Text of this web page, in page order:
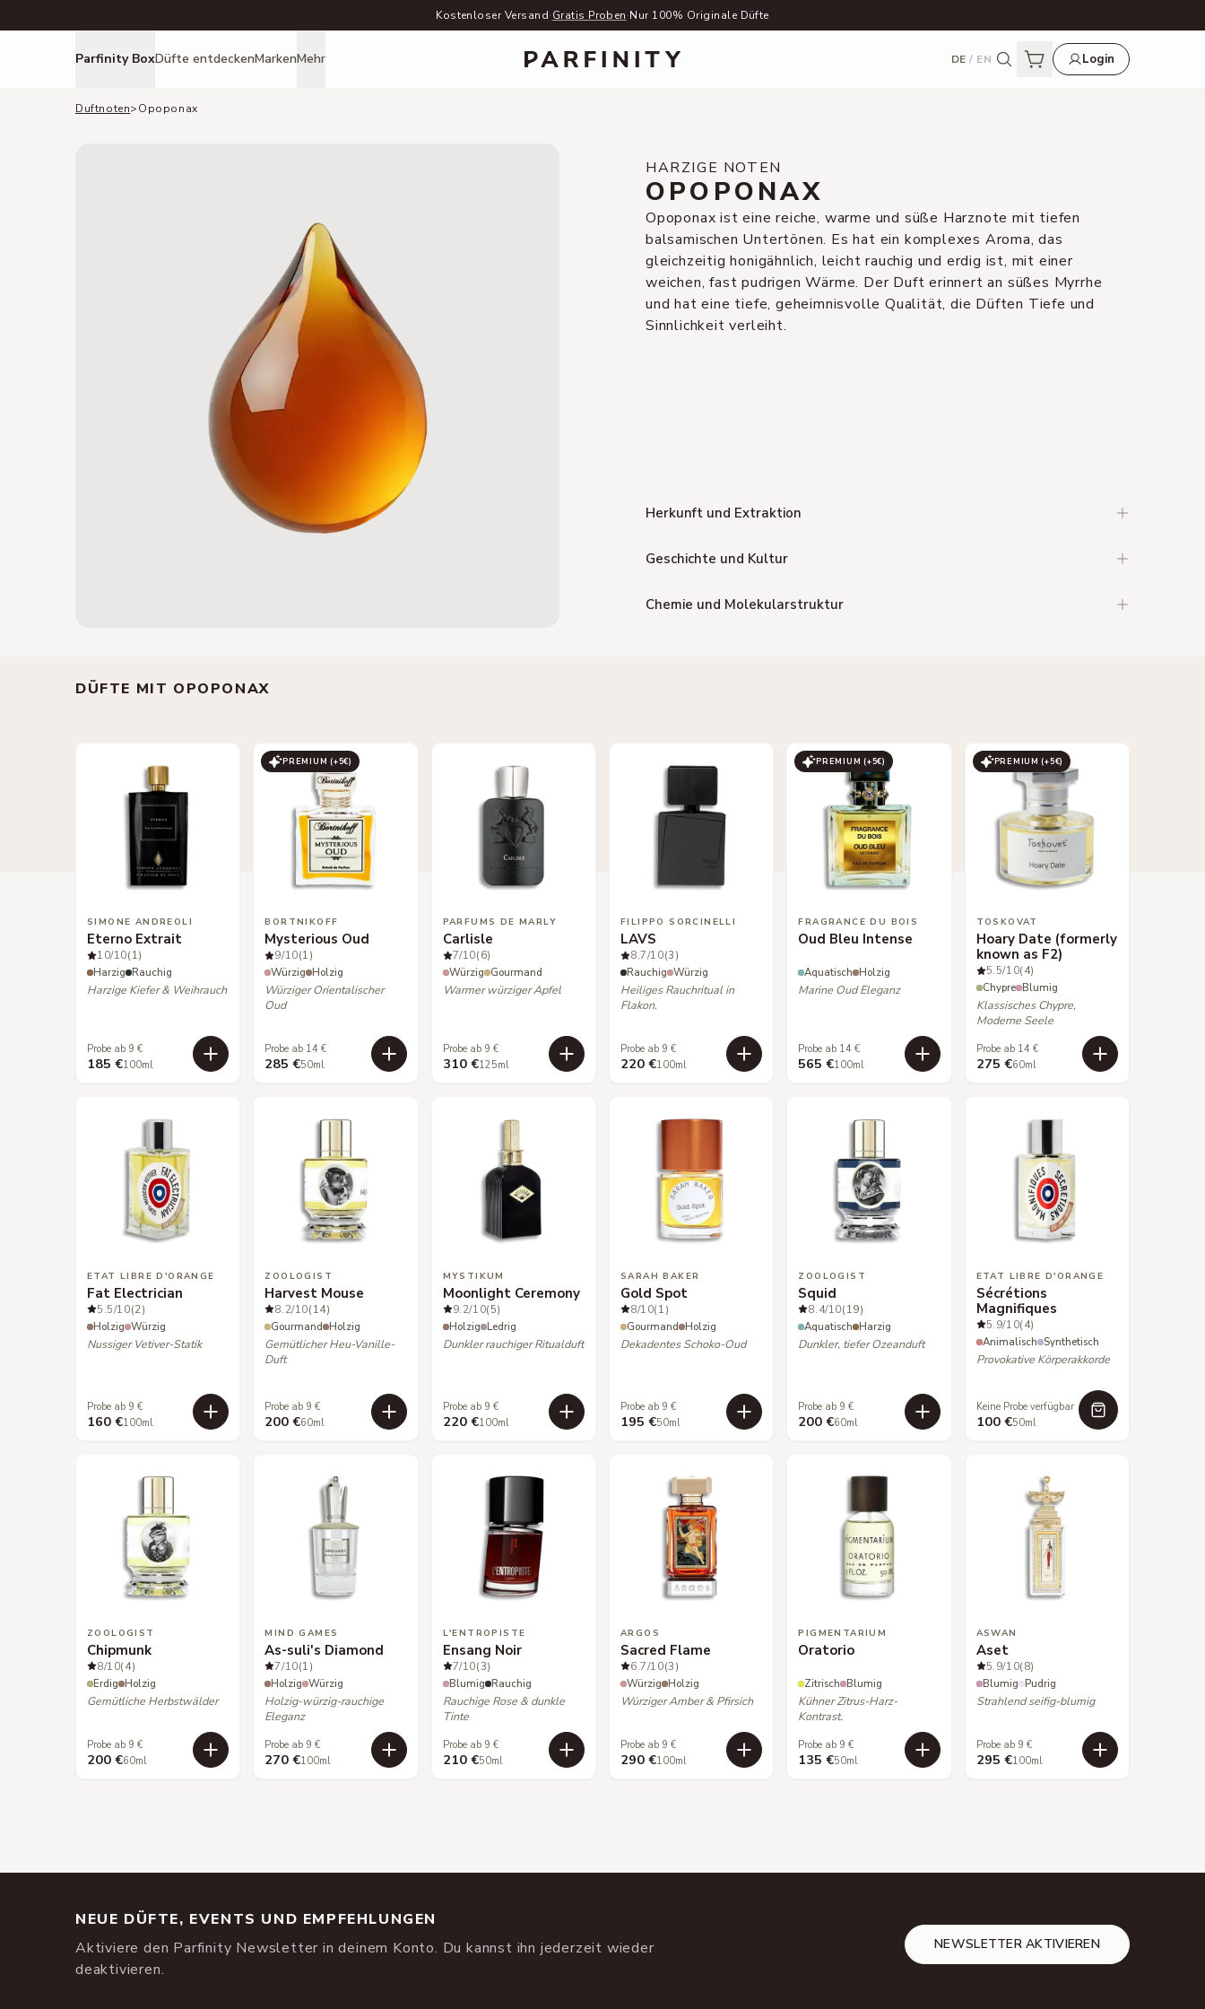
Kostenloser Versand·Gratis Proben·Nur 100% Originale Düfte
Parfinity BoxDüfte entdeckenMarkenMehr DE / EN Login
Duftnoten>Opoponax
HARZIGE NOTEN
OPOPONAX
Opoponax ist eine reiche, warme und süße Harznote mit tiefen
balsamischen Untertönen. Es hat ein komplexes Aroma, das
gleichzeitig honigähnlich, leicht rauchig und erdig ist, mit einer
weichen, fast pudrigen Wärme. Der Duft erinnert an süßes Myrrhe
und hat eine tiefe, geheimnisvolle Qualität, die Düften Tiefe und
Sinnlichkeit verleiht.
Herkunft und Extraktion
Geschichte und Kultur
Chemie und Molekularstruktur
DÜFTE MIT OPOPONAX
SIMONE ANDREOLI
Eterno Extrait
10/10(1)
Harzig Rauchig
Harzige Kiefer & Weihrauch
Probe ab 9 €
185 €100ml
PREMIUM (+5€)
BORTNIKOFF
Mysterious Oud
9/10(1)
Würzig Holzig
Würziger Orientalischer
Oud
Probe ab 14 €
285 €50ml
PARFUMS DE MARLY
Carlisle
7/10(6)
Würzig Gourmand
Warmer würziger Apfel
Probe ab 9 €
310 €125ml
FILIPPO SORCINELLI
LAVS
8.7/10(3)
Rauchig Würzig
Heiliges Rauchritual in
Flakon.
Probe ab 9 €
220 €100ml
PREMIUM (+5€)
FRAGRANCE DU BOIS
Oud Bleu Intense
Aquatisch Holzig
Marine Oud Eleganz
Probe ab 14 €
565 €100ml
PREMIUM (+5€)
TOSKOVAT
Hoary Date (formerly
known as F2)
5.5/10(4)
Chypre Blumig
Klassisches Chypre,
Moderne Seele
Probe ab 14 €
275 €60ml
ETAT LIBRE D'ORANGE
Fat Electrician
5.5/10(2)
Holzig Würzig
Nussiger Vetiver-Statik
Probe ab 9 €
160 €100ml
ZOOLOGIST
Harvest Mouse
8.2/10(14)
Gourmand Holzig
Gemütlicher Heu-Vanille-
Duft
Probe ab 9 €
200 €60ml
MYSTIKUM
Moonlight Ceremony
9.2/10(5)
Holzig Ledrig
Dunkler rauchiger Ritualduft
Probe ab 9 €
220 €100ml
SARAH BAKER
Gold Spot
8/10(1)
Gourmand Holzig
Dekadentes Schoko-Oud
Probe ab 9 €
195 €50ml
ZOOLOGIST
Squid
8.4/10(19)
Aquatisch Harzig
Dunkler, tiefer Ozeanduft
Probe ab 9 €
200 €60ml
ETAT LIBRE D'ORANGE
Sécrétions
Magnifiques
5.9/10(4)
Animalisch Synthetisch
Provokative Körperakkorde
Keine Probe verfügbar
100 €50ml
ZOOLOGIST
Chipmunk
8/10(4)
Erdig Holzig
Gemütliche Herbstwälder
Probe ab 9 €
200 €60ml
MIND GAMES
As-suli's Diamond
7/10(1)
Holzig Würzig
Holzig-würzig-rauchige
Eleganz
Probe ab 9 €
270 €100ml
L'ENTROPISTE
Ensang Noir
7/10(3)
Blumig Rauchig
Rauchige Rose & dunkle
Tinte
Probe ab 9 €
210 €50ml
ARGOS
Sacred Flame
6.7/10(3)
Würzig Holzig
Würziger Amber & Pfirsich
Probe ab 9 €
290 €100ml
PIGMENTARIUM
Oratorio
Zitrisch Blumig
Kühner Zitrus-Harz-
Kontrast.
Probe ab 9 €
135 €50ml
ASWAN
Aset
5.9/10(8)
Blumig Pudrig
Strahlend seifig-blumig
Probe ab 9 €
295 €100ml
NEUE DÜFTE, EVENTS UND EMPFEHLUNGEN
Aktiviere den Parfinity Newsletter in deinem Konto. Du kannst ihn jederzeit wieder
deaktivieren.
NEWSLETTER AKTIVIEREN